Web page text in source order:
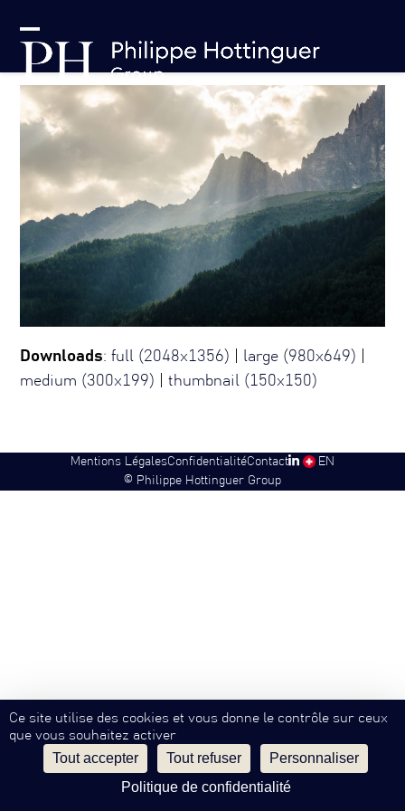
content
Open
mobile
menu
Close
mobile
menu
Downloads:full (2048x1356) large (980x649)
medium (300x199) |thumbnail (150x150)
© Philippe Hottinguer Group
Mentions LégalesConfidentialitéContact SW EN
Ce site utilise des cookies et vous donne le contrôle sur ceux
que vous souhaitez activer
Tout accepter Tout refuser
Personnaliser
Politique de confidentialité